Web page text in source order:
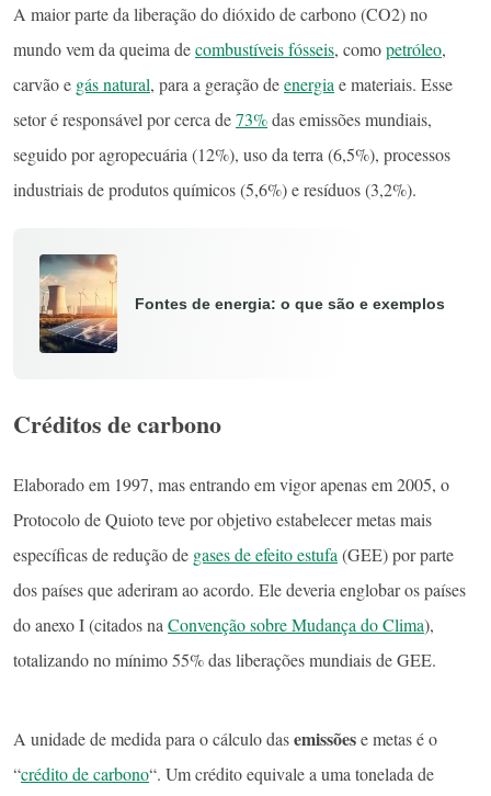
A maior parte da liberação do dióxido de carbono (CO2) no
mundo vem da queima decombustíveis fósseis, comopetróleo,
carvão e gás natural, para a geração deenergia e materiais. Esse
setor é responsável por cerca de73%das emissões mundiais,
seguido por agropecuária (12%), uso da terra (6,5%), processos
industriais de produtos químicos (5,6%) e resíduos (3,2%).
Fontes de energia: o que são e exemplos
Créditos de carbono
Elaborado em 1997, mas entrando em vigor apenas em 2005, o
Protocolo de Quioto teve por objetivo estabelecer metas mais
específicas de redução de gases de efeito estufa (GEE) por parte
dos países que aderiram ao acordo. Ele deveria englobar os países
do anexo I (citados na Convenção sobre Mudança do Clima),
totalizando no mínimo 55% das liberações mundiais de GEE.
A unidade de medida para o cálculo dasemissõese metas é o
“crédito de carbono“. Um crédito equivale a uma tonelada de